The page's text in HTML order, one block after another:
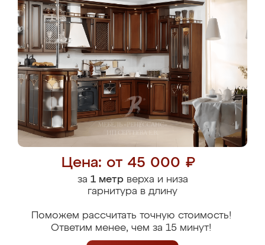
Цена: от 45 000 ₽
за 1 метрверха и низа
гарнитура в длину
Поможем рассчитать точную стоимость!
Ответим менее, чем за 15 минут!